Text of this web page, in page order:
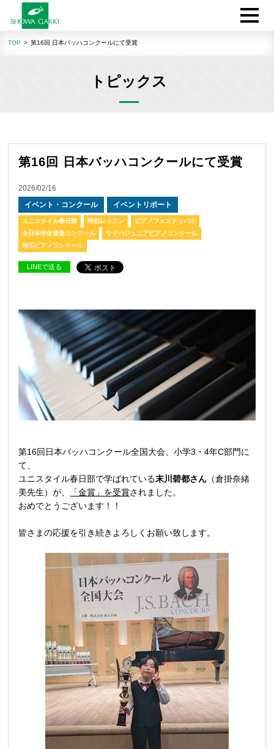
TOP 第16回 日本バッハコンクールにて受賞
トピックス
第16回 日本バッハコンクールにて受賞
2026/02/16
イベント・コンクール
イベントリポート
ユニスタイル春日部 特別レッスン
ピアノフェスティバル
全日本学生音楽コンクール
ヤマハジュニアピアノコンクール
埼玉ピアノコンクール
LINEで送る
第16回日本バッハコンクール全国大会、小学3・4年C部門に
て、
ユニスタイル春日部で学ばれている末川碧都さん （倉掛奈緒
美先生）が、
「金賞」を受賞されました。
おめでとうございます！！
皆さまの応援を引き続きよろしくお願い致します。